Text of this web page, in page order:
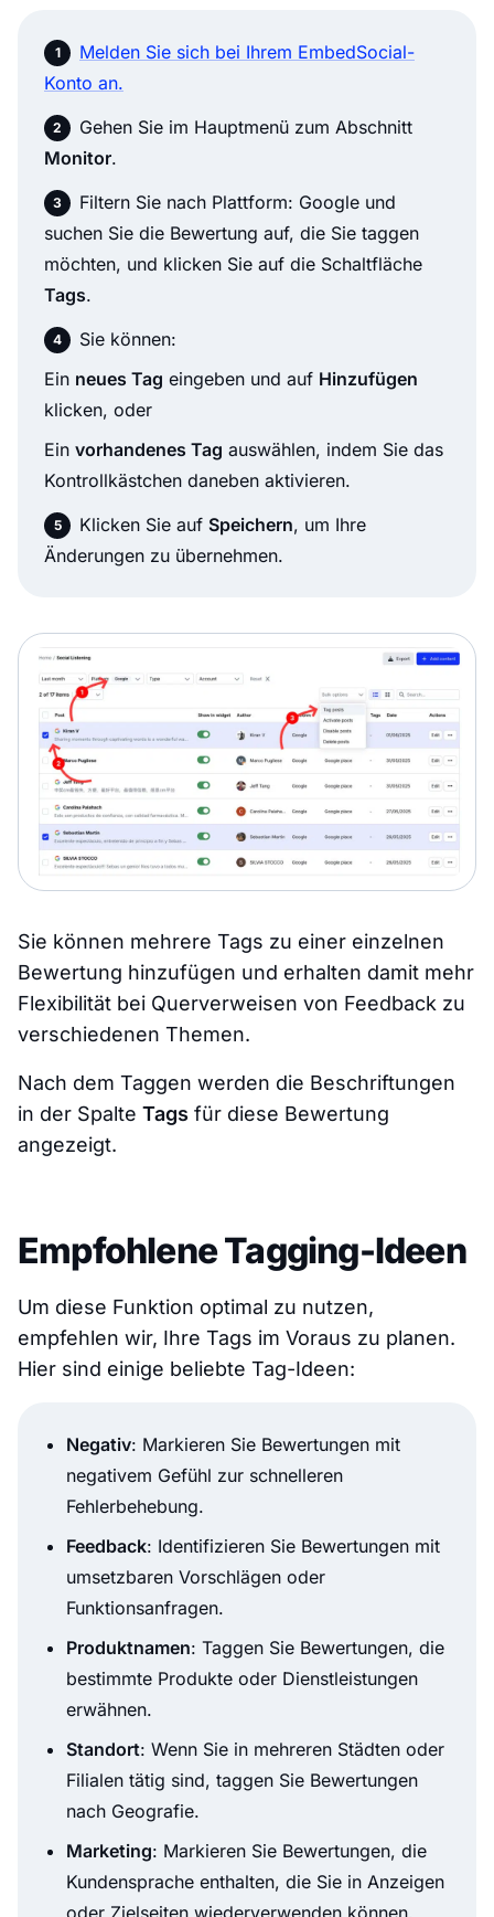
Melden Sie sich bei Ihrem EmbedSocial-
Konto an.
Gehen Sie im Hauptmenü zum Abschnitt
Monitor.
Filtern Sie nach Plattform: Google und
suchen Sie die Bewertung auf, die Sie taggen
möchten, und klicken Sie auf die Schaltfläche
Tags.
Sie können:
Ein neues Tag eingeben und auf Hinzufügen
klicken, oder
Ein vorhandenes Tag auswählen, indem Sie das
Kontrollkästchen daneben aktivieren.
Klicken Sie auf Speichern, um Ihre
Änderungen zu übernehmen.
Sie können mehrere Tags zu einer einzelnen
Bewertung hinzufügen und erhalten damit mehr
Flexibilität bei Querverweisen von Feedback zu
verschiedenen Themen.
Nach dem Taggen werden die Beschriftungen
in der Spalte Tags für diese Bewertung
angezeigt.
Empfohlene Tagging-Ideen
Um diese Funktion optimal zu nutzen,
empfehlen wir, Ihre Tags im Voraus zu planen.
Hier sind einige beliebte Tag-Ideen:
Negativ: Markieren Sie Bewertungen mit
negativem Gefühl zur schnelleren
Fehlerbehebung.
Feedback: Identifizieren Sie Bewertungen mit
umsetzbaren Vorschlägen oder
Funktionsanfragen.
Produktnamen: Taggen Sie Bewertungen, die
bestimmte Produkte oder Dienstleistungen
erwähnen.
Standort: Wenn Sie in mehreren Städten oder
Filialen tätig sind, taggen Sie Bewertungen
nach Geografie.
Marketing: Markieren Sie Bewertungen, die
Kundensprache enthalten, die Sie in Anzeigen